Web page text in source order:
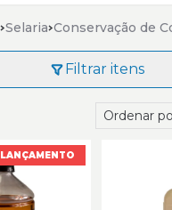
Selaria Conservação de
Filtrar itens
Ordenar
LANÇAMENTO